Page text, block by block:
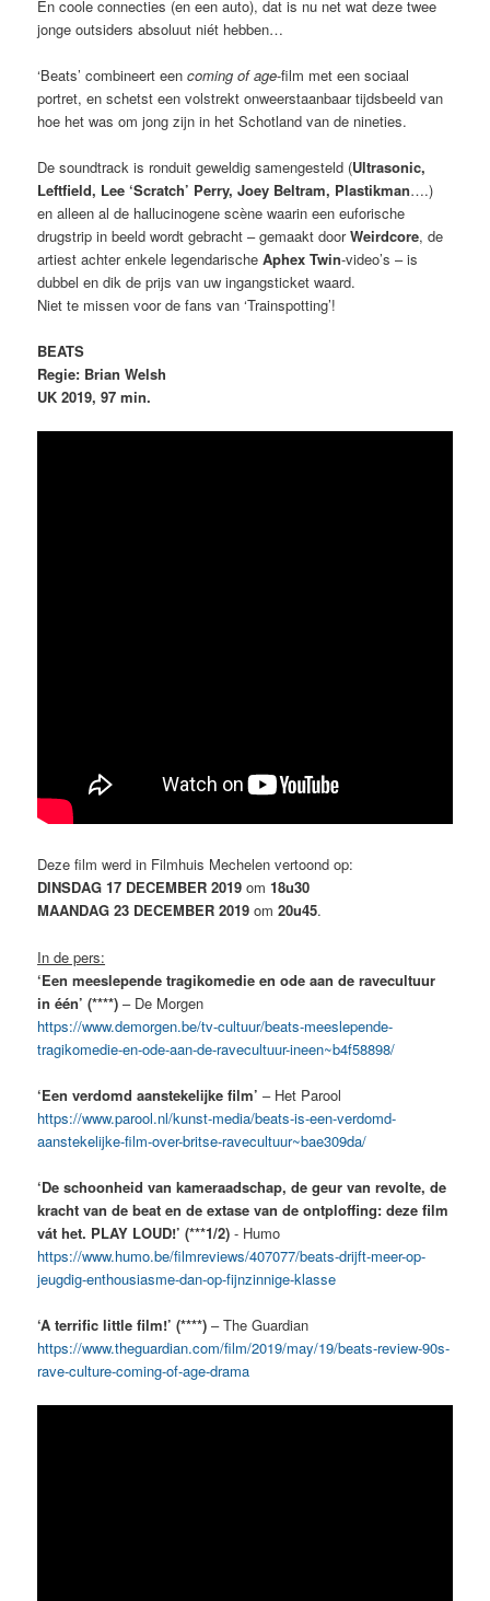
En coole connecties (en een auto), dat is nu net wat deze twee
jonge outsiders absoluut niét hebben…
‘Beats’ combineert eencoming of age-film met een sociaal
portret, en schetst een volstrekt onweerstaanbaar tijdsbeeld van
hoe het was om jong zijn in het Schotland van de nineties.
De soundtrack is ronduit geweldig samengesteld (Ultrasonic,
Leftfield, Lee ‘Scratch’ Perry, Joey Beltram, Plastikman….)
en alleen al de hallucinogene scène waarin een euforische
drugstrip in beeld wordt gebracht – gemaakt doorWeirdcore, de
artiest achter enkele legendarischeAphex Twin-video’s – is
dubbel en dik de prijs van uw ingangsticket waard.
Niet te missen voor de fans van ‘Trainspotting’!
BEATS
Regie: Brian Welsh
UK 2019, 97 min.
Deze film werd in Filmhuis Mechelen vertoond op:
DINSDAG 17 DECEMBER 2019 om18u30
MAANDAG 23 DECEMBER 2019 om20u45.
In de pers:
‘Een meeslepende tragikomedie en ode aan de ravecultuur
in één’ (****) – De Morgen
https://www.demorgen.be/tv-cultuur/beats-meeslepende-
tragikomedie-en-ode-aan-de-ravecultuur-ineen~b4f58898/
‘Een verdomd aanstekelijke film’ – Het Parool
https://www.parool.nl/kunst-media/beats-is-een-verdomd-
aanstekelijke-film-over-britse-ravecultuur~bae309da/
‘De schoonheid van kameraadschap, de geur van revolte, de
kracht van de beat en de extase van de ontploffing: deze film
vát het. PLAY LOUD!’ (***1/2)- Humo
https://www.humo.be/filmreviews/407077/beats-drijft-meer-op-
jeugdig-enthousiasme-dan-op-fijnzinnige-klasse
‘A terrific little film!’ (****) – The Guardian
https://www.theguardian.com/film/2019/may/19/beats-review-90s-
rave-culture-coming-of-age-drama